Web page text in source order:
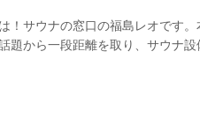
！サウナの窓口の福島レオです
題から一段距離を取り、サウナ